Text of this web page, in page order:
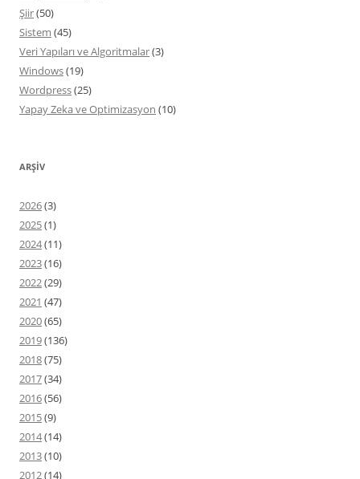
Şiir(50)
Sistem (45)
Veri Yapıları ve Algoritmalar(3)
Windows(19)
Wordpress(25)
Yapay Zeka ve Optimizasyon (10)
ARŞIV
2026(3)
2025(1)
2024(11)
2023(16)
2022(29)
2021 (47)
2020(65)
2019(136)
2018(75)
2017(34)
2016(56)
2015(9)
2014(14)
2013(10)
2012(14)